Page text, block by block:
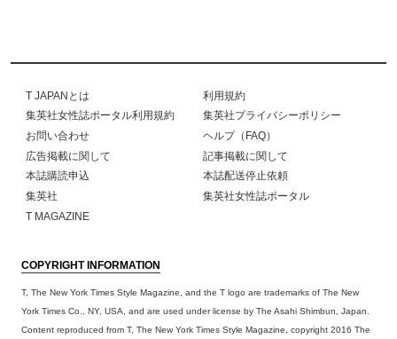
T JAPANとは
利用規約
集英社女性誌ポータル利用規約
集英社プライバシーポリシー
お問い合わせ
ヘルプ（FAQ）
広告掲載に関して
記事掲載に関して
本誌購読申込
本誌配送停止依頼
集英社
集英社女性誌ポータル
T MAGAZINE
COPYRIGHT INFORMATION
T, The New York Times Style Magazine, and the T logo are trademarks of The New
York Times Co., NY, USA, and are used under license by The Asahi Shimbun, Japan.
Content reproduced from T, The New York Times Style Magazine, copyright 2016 The